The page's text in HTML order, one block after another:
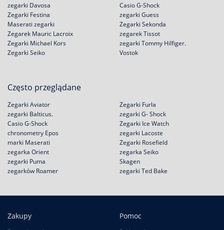
zegarki Davosa
Zegarki Festina
Casio G-Shock
zegarki Guess
Maserati zegarki
Zegarek Mauric Lacroix
Zegarki Michael Kors
Zegarki Seiko
Zegarki Sekonda
zegarek Tissot
zegarki Tommy Hilfiger.
Vostok
Często przeglądane
Zegarki Aviator
zegarki Balticus.
Casio G-Shock
chronometry Epos
Zegarki Furla
zegarki G- Shock
Zegarki Ice Watch
zegarki Lacoste
marki Maserati
zegarka Orient
zegarki Puma
zegarków Roamer
Zegarki Rosefield
zegarka Seiko
Skagen
zegarki Ted Bake
Zakupy Pomoc